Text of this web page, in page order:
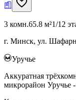
3 комн.65.8 м²1/12
г. Минск, ул.
Уручье
Аккуратная
микрорайон Уручье